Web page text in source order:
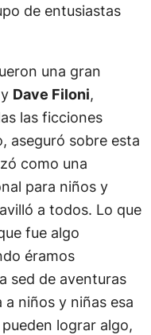
de entusiastas
una gran
y Dave Filoni,
las ficciones
aseguró sobre esta
como una
para niños y
a todos. Lo que
fue algo
éramos
sed de aventuras
niños y niñas esa
lograr algo,